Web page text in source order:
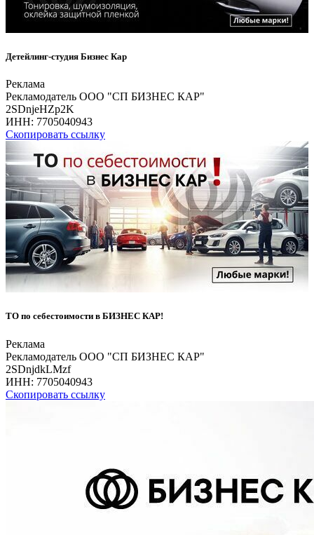
Детейлинг-студия Бизнес Кар
Реклама
Рекламодатель ООО "СП БИЗНЕС КАР"
2SDnjeHZp2K
ИНН: 7705040943
Скопировать ссылку
ТО по себестоимости в БИЗНЕС КАР!
Реклама
Рекламодатель ООО "СП БИЗНЕС КАР"
2SDnjdkLMzf
ИНН: 7705040943
Скопировать ссылку